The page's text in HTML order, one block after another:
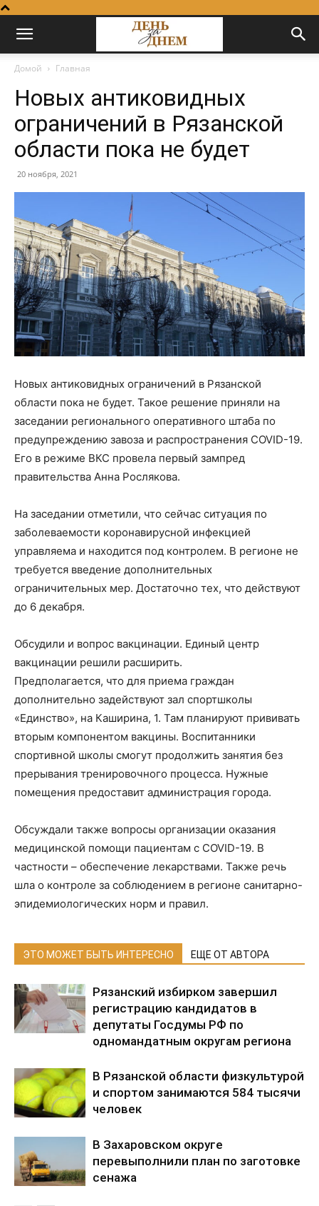
Домой Главная
Новых антиковидных
ограничений в Рязанской
области пока не будет
20 ноября, 2021
Новых антиковидных ограничений в Рязанской
области пока не будет. Такое решение приняли на
заседании регионального оперативного штаба по
предупреждению завоза и распространения COVID-19.
Его в режиме ВКС провела первый зампред
правительства Анна Рослякова.
На заседании отметили, что сейчас ситуация по
заболеваемости коронавирусной инфекцией
управляема и находится под контролем. В регионе не
требуется введение дополнительных
ограничительных мер. Достаточно тех, что действуют
до 6 декабря.
Обсудили и вопрос вакцинации. Единый центр
вакцинации решили расширить.
Предполагается, что для приема граждан
дополнительно задействуют зал спортшколы
«Единство», на Каширина, 1. Там планируют прививать
вторым компонентом вакцины. Воспитанники
спортивной школы смогут продолжить занятия без
прерывания тренировочного процесса. Нужные
помещения предоставит администрация города.
Обсуждали также вопросы организации оказания
медицинской помощи пациентам с COVID-19. В
частности – обеспечение лекарствами. Также речь
шла о контроле за соблюдением в регионе санитарно-
эпидемиологических норм и правил.
ЭТО МОЖЕТ БЫТЬ ИНТЕРЕСНО ЕЩЕ ОТ АВТОРА
Рязанский избирком завершил
регистрацию кандидатов в
депутаты Госдумы РФ по
одномандатным округам региона
В Рязанской области физкультурой
и спортом занимаются 584 тысячи
человек
В Захаровском округе
перевыполнили план по заготовке
сенажа